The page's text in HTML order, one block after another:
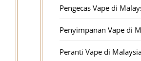
Pengecas Vape di
Penyimpanan Vape di
Peranti Vape di